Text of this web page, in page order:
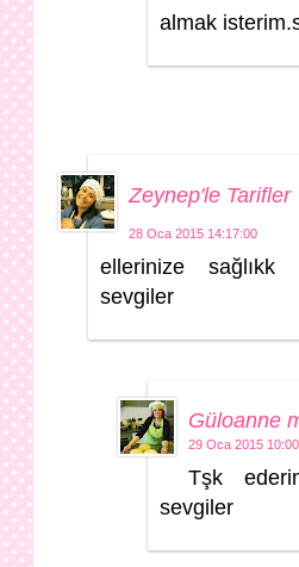
almak
Zeynep'le Tarifler
28 Oca 2015 14:17:00
ellerinize
sevgiler
Güloanne
29 Oca 2015
Tşk
sevgiler